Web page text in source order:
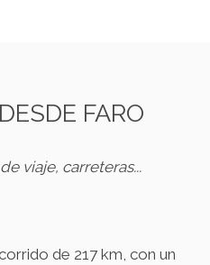
FARO
viaje, carreteras...
de 217 km, con un